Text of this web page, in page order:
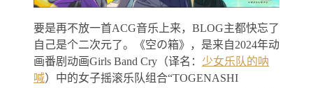
要是再不放一首ACG音乐上来，BLOG主都快忘了
自己是个二次元了。《空の箱》，是来自2024年动
画番剧动画Girls Band Cry（译名： 少女乐队的呐
喊）中的女子摇滚乐队组合“TOGENASHI